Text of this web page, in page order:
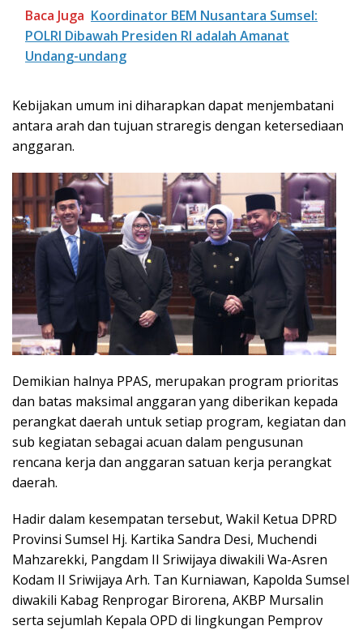
Baca Juga Koordinator BEM Nusantara Sumsel:
POLRI Dibawah Presiden RI adalah Amanat
Undang-undang
Kebijakan umum ini diharapkan dapat menjembatani
antara arah dan tujuan straregis dengan ketersediaan
anggaran.
Demikian halnya PPAS, merupakan program prioritas
dan batas maksimal anggaran yang diberikan kepada
perangkat daerah untuk setiap program, kegiatan dan
sub kegiatan sebagai acuan dalam pengusunan
rencana kerja dan anggaran satuan kerja perangkat
daerah.
Hadir dalam kesempatan tersebut, Wakil Ketua DPRD
Provinsi Sumsel Hj. Kartika Sandra Desi, Muchendi
Mahzarekki, Pangdam II Sriwijaya diwakili Wa-Asren
Kodam II Sriwijaya Arh. Tan Kurniawan, Kapolda Sumsel
diwakili Kabag Renprogar Birorena, AKBP Mursalin
serta sejumlah Kepala OPD di lingkungan Pemprov